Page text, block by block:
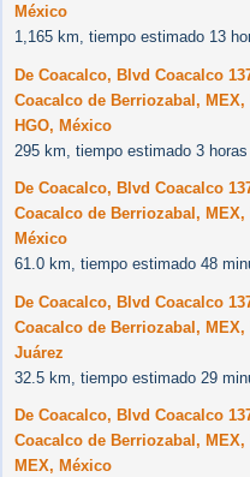
México
1,165 km, tiempo estimado 13
De Coacalco, Blvd Coacalco
Coacalco de Berriozabal, MEX,
HGO, México
295 km, tiempo estimado 3
De Coacalco, Blvd Coacalco
Coacalco de Berriozabal, MEX,
México
61.0 km, tiempo estimado 48
De Coacalco, Blvd Coacalco
Coacalco de Berriozabal,
Juárez
32.5 km, tiempo estimado 29
De Coacalco, Blvd Coacalco
Coacalco de Berriozabal,
MEX, México